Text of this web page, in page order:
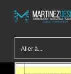
contenu
Aller à...